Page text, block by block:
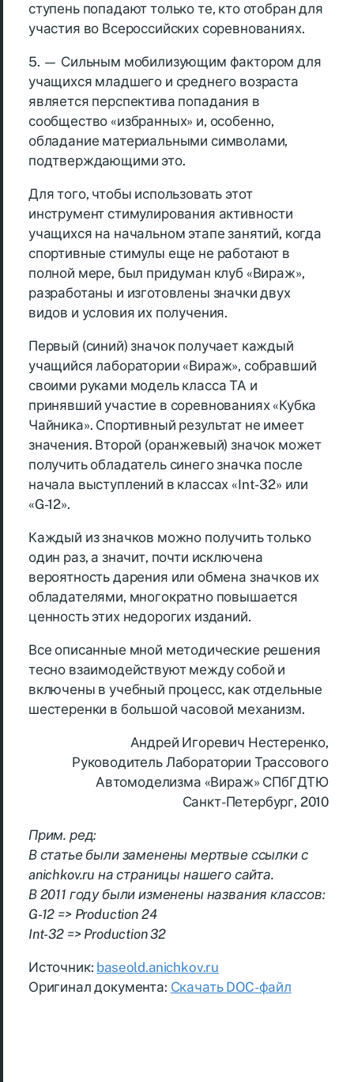
ступень попадают только те, кто отобран для
участия во Всероссийских соревнованиях.
5. — Сильным мобилизующим фактором для
учащихся младшего и среднего возраста
является перспектива попадания в
сообщество «избранных» и, особенно,
обладание материальными символами,
подтверждающими это.
Для того, чтобы использовать этот
инструмент стимулирования активности
учащихся на начальном этапе занятий, когда
спортивные стимулы еще не работают в
полной мере, был придуман клуб «Вираж»,
разработаны и изготовлены значки двух
видов и условия их получения.
Первый (синий) значок получает каждый
учащийся лаборатории «Вираж», собравший
своими руками модель класса ТА и
принявший участие в соревнованиях «Кубка
Чайника». Спортивный результат не имеет
значения. Второй (оранжевый) значок может
получить обладатель синего значка после
начала выступлений в классах «Int-32» или
«G-12».
Каждый из значков можно получить только
один раз, а значит, почти исключена
вероятность дарения или обмена значков их
обладателями, многократно повышается
ценность этих недорогих изданий.
Все описанные мной методические решения
тесно взаимодействуют между собой и
включены в учебный процесс, как отдельные
шестеренки в большой часовой механизм.
Андрей Игоревич Нестеренко,
Руководитель Лаборатории Трассового
Автомоделизма «Вираж» СПбГДТЮ
Санкт-Петербург, 2010
Прим. ред:
В статье были заменены мертвые ссылки с
anichkov.ru на страницы нашего сайта.
В 2011 году были изменены названия классов:
G-12 => Production 24
Int-32 => Production 32
Источник: baseold.anichkov.ru
Оригинал документа: Скачать DOC-файл